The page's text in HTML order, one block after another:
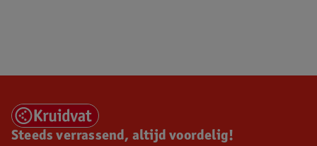
Steeds verrassend, altijd voordelig!